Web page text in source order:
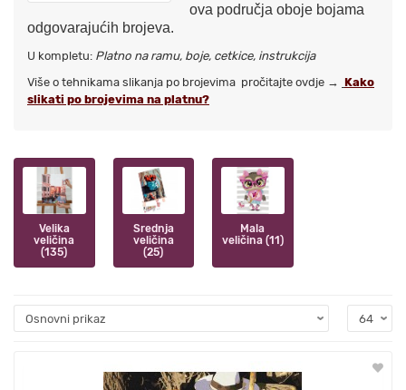
ova područja oboje bojama
odgovarajućih brojeva.
U kompletu: Platno na ramu, boje, cetkice, instrukcija
Više o tehnikama slikanja po brojevima pročitajte ovdje → Kako
slikati po brojevima na platnu?
Velika
veličina
(135)
Srednja
veličina
(25)
Mala
veličina (11)